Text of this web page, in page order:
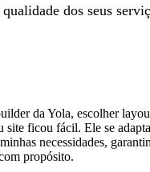
dos seus
da Yola, escolher
site ficou fácil. Ele se adapta
necessidades,
propósito.